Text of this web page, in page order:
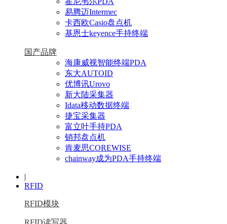
易腾迈Intermec
卡西欧Casio盘点机
基恩士keyence手持终端
国产品牌
海康威视智能终端PDA
东大AUTOID
优博讯Urovo
新大陆采集器
Idata移动数据终端
捷宝采集器
富立叶手持PDA
销邦盘点机
肯麦思COREWISE
chainway成为PDA手持终端
|
RFID
RFID模块
RFID读写器